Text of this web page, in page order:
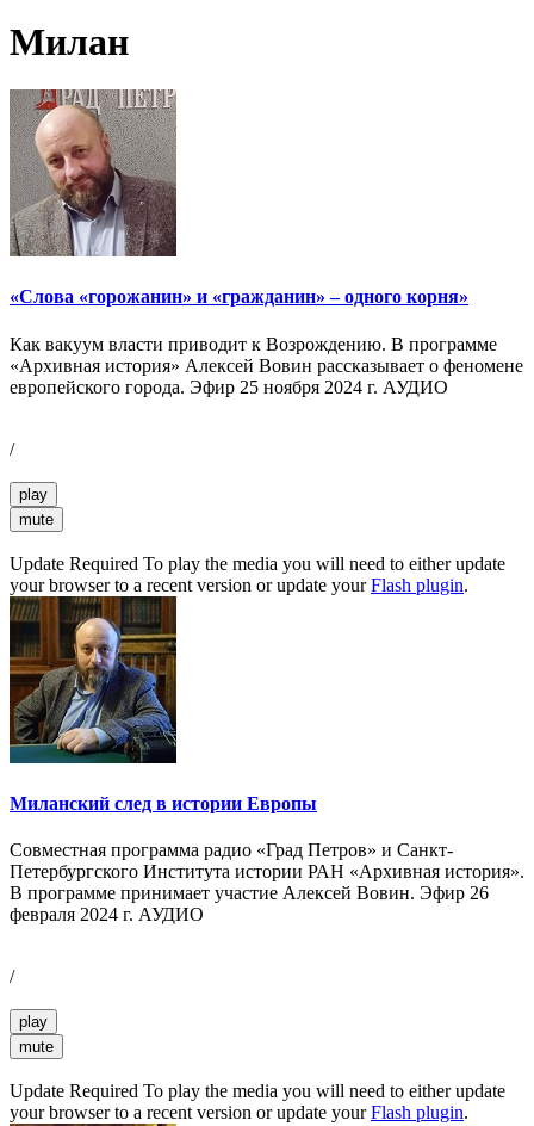
Милан
«Слова «горожанин» и «гражданин» – одного корня»
Как вакуум власти приводит к Возрождению. В программе
«Архивная история» Алексей Вовин рассказывает о феномене
европейского города. Эфир 25 ноября 2024 г. АУДИО
/
play
mute
Update Required To play the media you will need to either update
your browser to a recent version or update yourFlash plugin.
Миланский след в истории Европы
Совместная программа радио «Град Петров» и Санкт-
Петербургского Института истории РАН «Архивная история».
В программе принимает участие Алексей Вовин. Эфир 26
февраля 2024 г. АУДИО
/
play
mute
Update Required To play the media you will need to either update
your browser to a recent version or update yourFlash plugin.